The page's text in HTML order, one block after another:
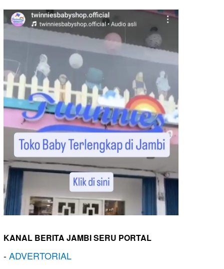
KANAL BERITA JAMBI SERU PORTAL
-ADVERTORIAL